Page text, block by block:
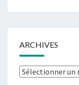
ARCHIVES
Archives